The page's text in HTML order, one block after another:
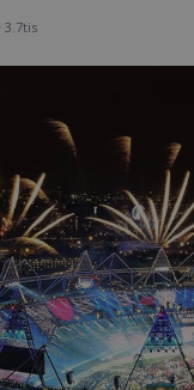
3.7tis